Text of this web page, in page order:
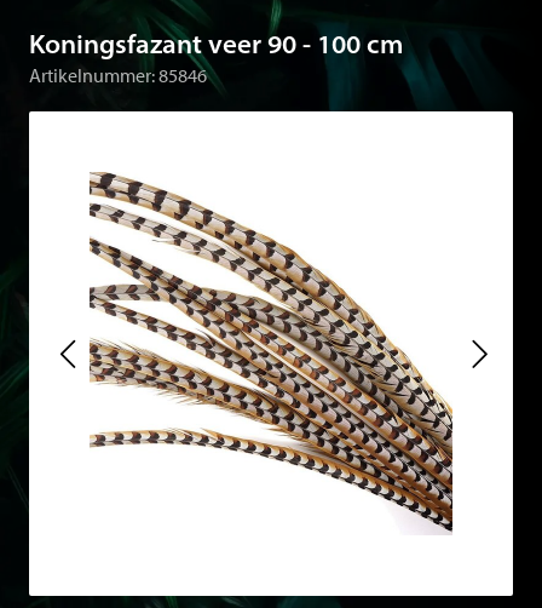
Koningsfazant veer 90 - 100 cm
Artikelnummer: 85846